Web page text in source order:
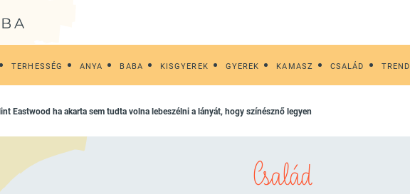
TERHESSÉG ANYA BABA KISGYEREK GYEREK KAMASZ CSALÁD TREND
Clint Eastwood ha akarta sem tudta volna lebeszélni a lányát, hogy színésznő legyen
Család